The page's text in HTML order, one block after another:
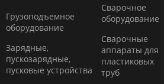
Грузоподъемное
оборудование
Зарядные,
пускозарядные,
пусковые устройства
Сварочное
оборудование
Сварочные
аппараты для
пластиковых
труб